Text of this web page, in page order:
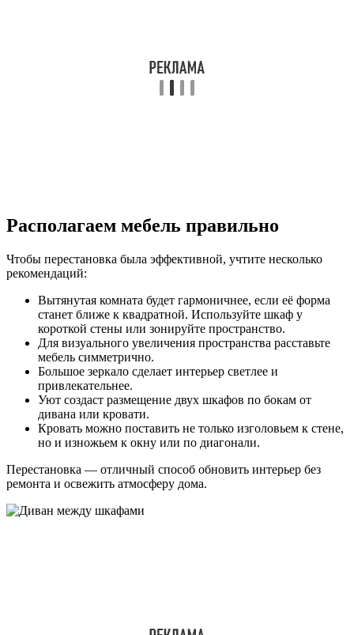
Располагаем мебель правильно
Чтобы перестановка была эффективной, учтите несколько
рекомендаций:
Вытянутая комната будет гармоничнее, если её форма
станет ближе к квадратной. Используйте шкаф у
короткой стены или зонируйте пространство.
Для визуального увеличения пространства расставьте
мебель симметрично.
Большое зеркало сделает интерьер светлее и
привлекательнее.
Уют создаст размещение двух шкафов по бокам от
дивана или кровати.
Кровать можно поставить не только изголовьем к стене,
но и изножьем к окну или по диагонали.
Перестановка — отличный способ обновить интерьер без
ремонта и освежить атмосферу дома.